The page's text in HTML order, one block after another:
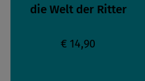
die Welt der Ritter
€ 14,90